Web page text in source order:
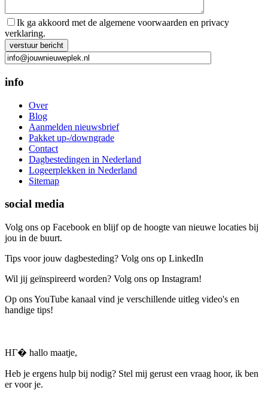
Ik ga akkoord met de algemene voorwaarden en privacy
verklaring.
Gelieve dit veld leeg te laten.
info
Over
Blog
Aanmelden nieuwsbrief
Pakket up-/downgrade
Contact
Dagbestedingen in Nederland
Logeerplekken in Nederland
Sitemap
social media
Volg ons op Facebook en blijf op de hoogte van nieuwe locaties bij
jou in de buurt.
Tips voor jouw dagbesteding? Volg ons op LinkedIn
Wil jij geïnspireerd worden? Volg ons op Instagram!
Op ons YouTube kanaal vind je verschillende uitleg video's en
handige tips!
HГ� hallo maatje,
Heb je ergens hulp bij nodig? Stel mij gerust een vraag hoor, ik ben
er voor je.